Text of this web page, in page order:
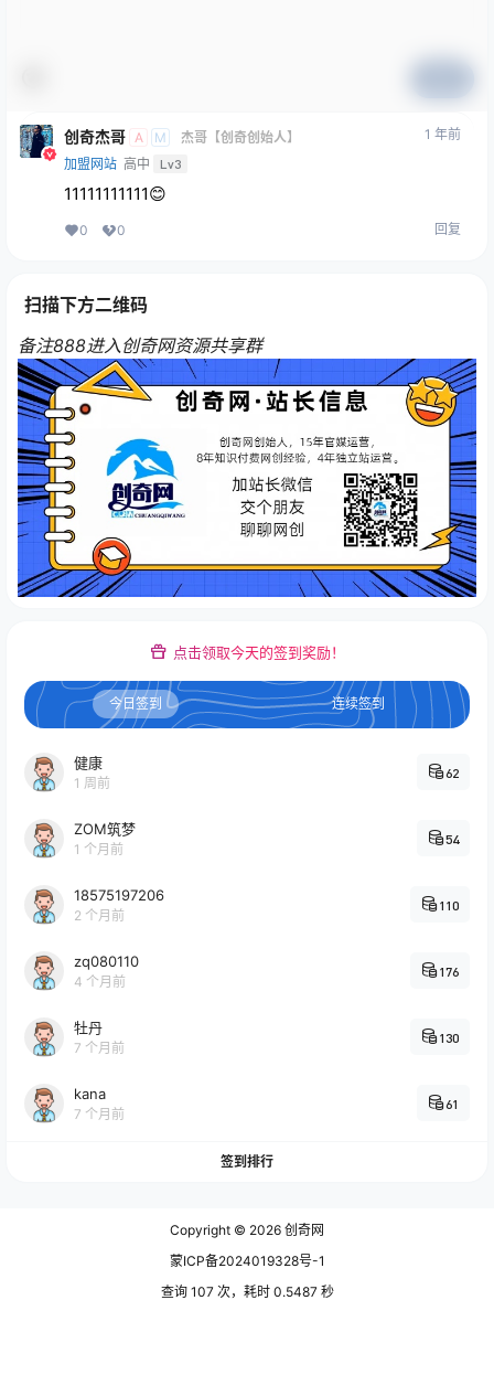
创奇杰哥 A M
杰哥【创奇创始人】
加盟网站 高中 Lv3
1 年前
11111111111😊
0 0 回复
扫描下方二维码
备注888进入创奇网资源共享群
点击领取今天的签到奖励！
今日签到 连续签到
健康
1 周前
62
ZOM筑梦
1 个月前
54
18575197206
2 个月前
110
zq080110
4 个月前
176
牡丹
7 个月前
130
kana
7 个月前
61
签到排行
Copyright © 2026 创奇网
蒙ICP备2024019328号-1
查询 107 次，耗时 0.5487 秒